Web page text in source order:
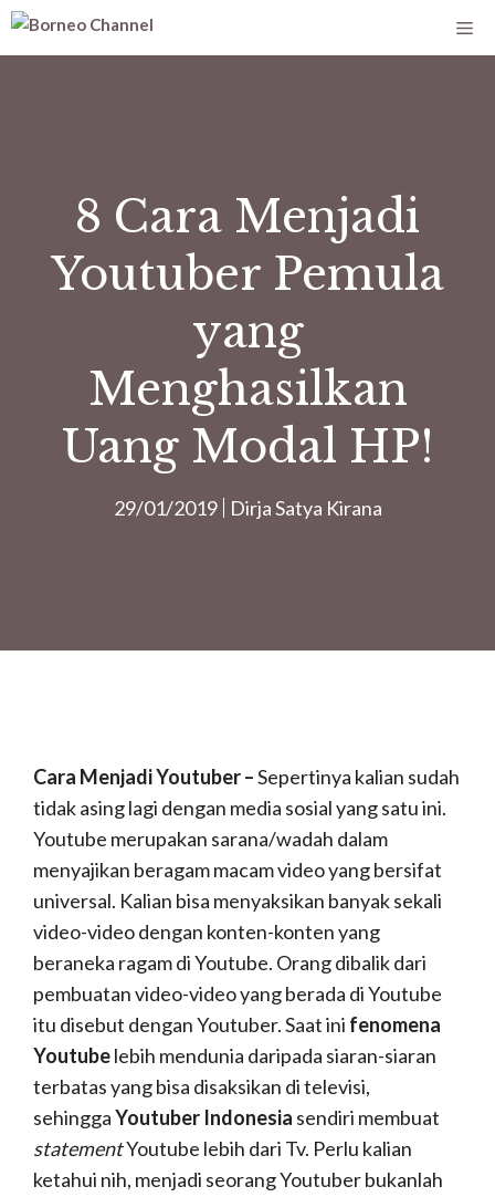
8 Cara Menjadi
Youtuber Pemula
yang
Menghasilkan
Uang Modal HP!
29/01/2019 Dirja Satya Kirana
Cara Menjadi Youtuber –Sepertinya kalian sudah
tidak asing lagi dengan media sosial yang satu ini.
Youtube merupakan sarana/wadah dalam
menyajikan beragam macam video yang bersifat
universal. Kalian bisa menyaksikan banyak sekali
video-video dengan konten-konten yang
beraneka ragam di Youtube. Orang dibalik dari
pembuatan video-video yang berada di Youtube
itu disebut dengan Youtuber. Saat ini fenomena
Youtubelebih mendunia daripada siaran-siaran
terbatas yang bisa disaksikan di televisi,
sehinggaYoutuber Indonesia sendiri membuat
statementYoutube lebih dari Tv. Perlu kalian
ketahui nih, menjadi seorang Youtuber bukanlah